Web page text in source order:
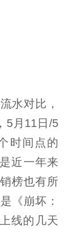
水对比，
5月11日/5
时间点的
近一年来
榜也有所
《崩坏：
线的几天